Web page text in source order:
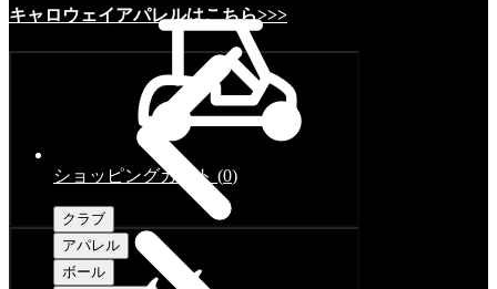
キャロウェイアパレルはこちら>>>
ショッピングカート (0)
クラブ
アパレル
ボール